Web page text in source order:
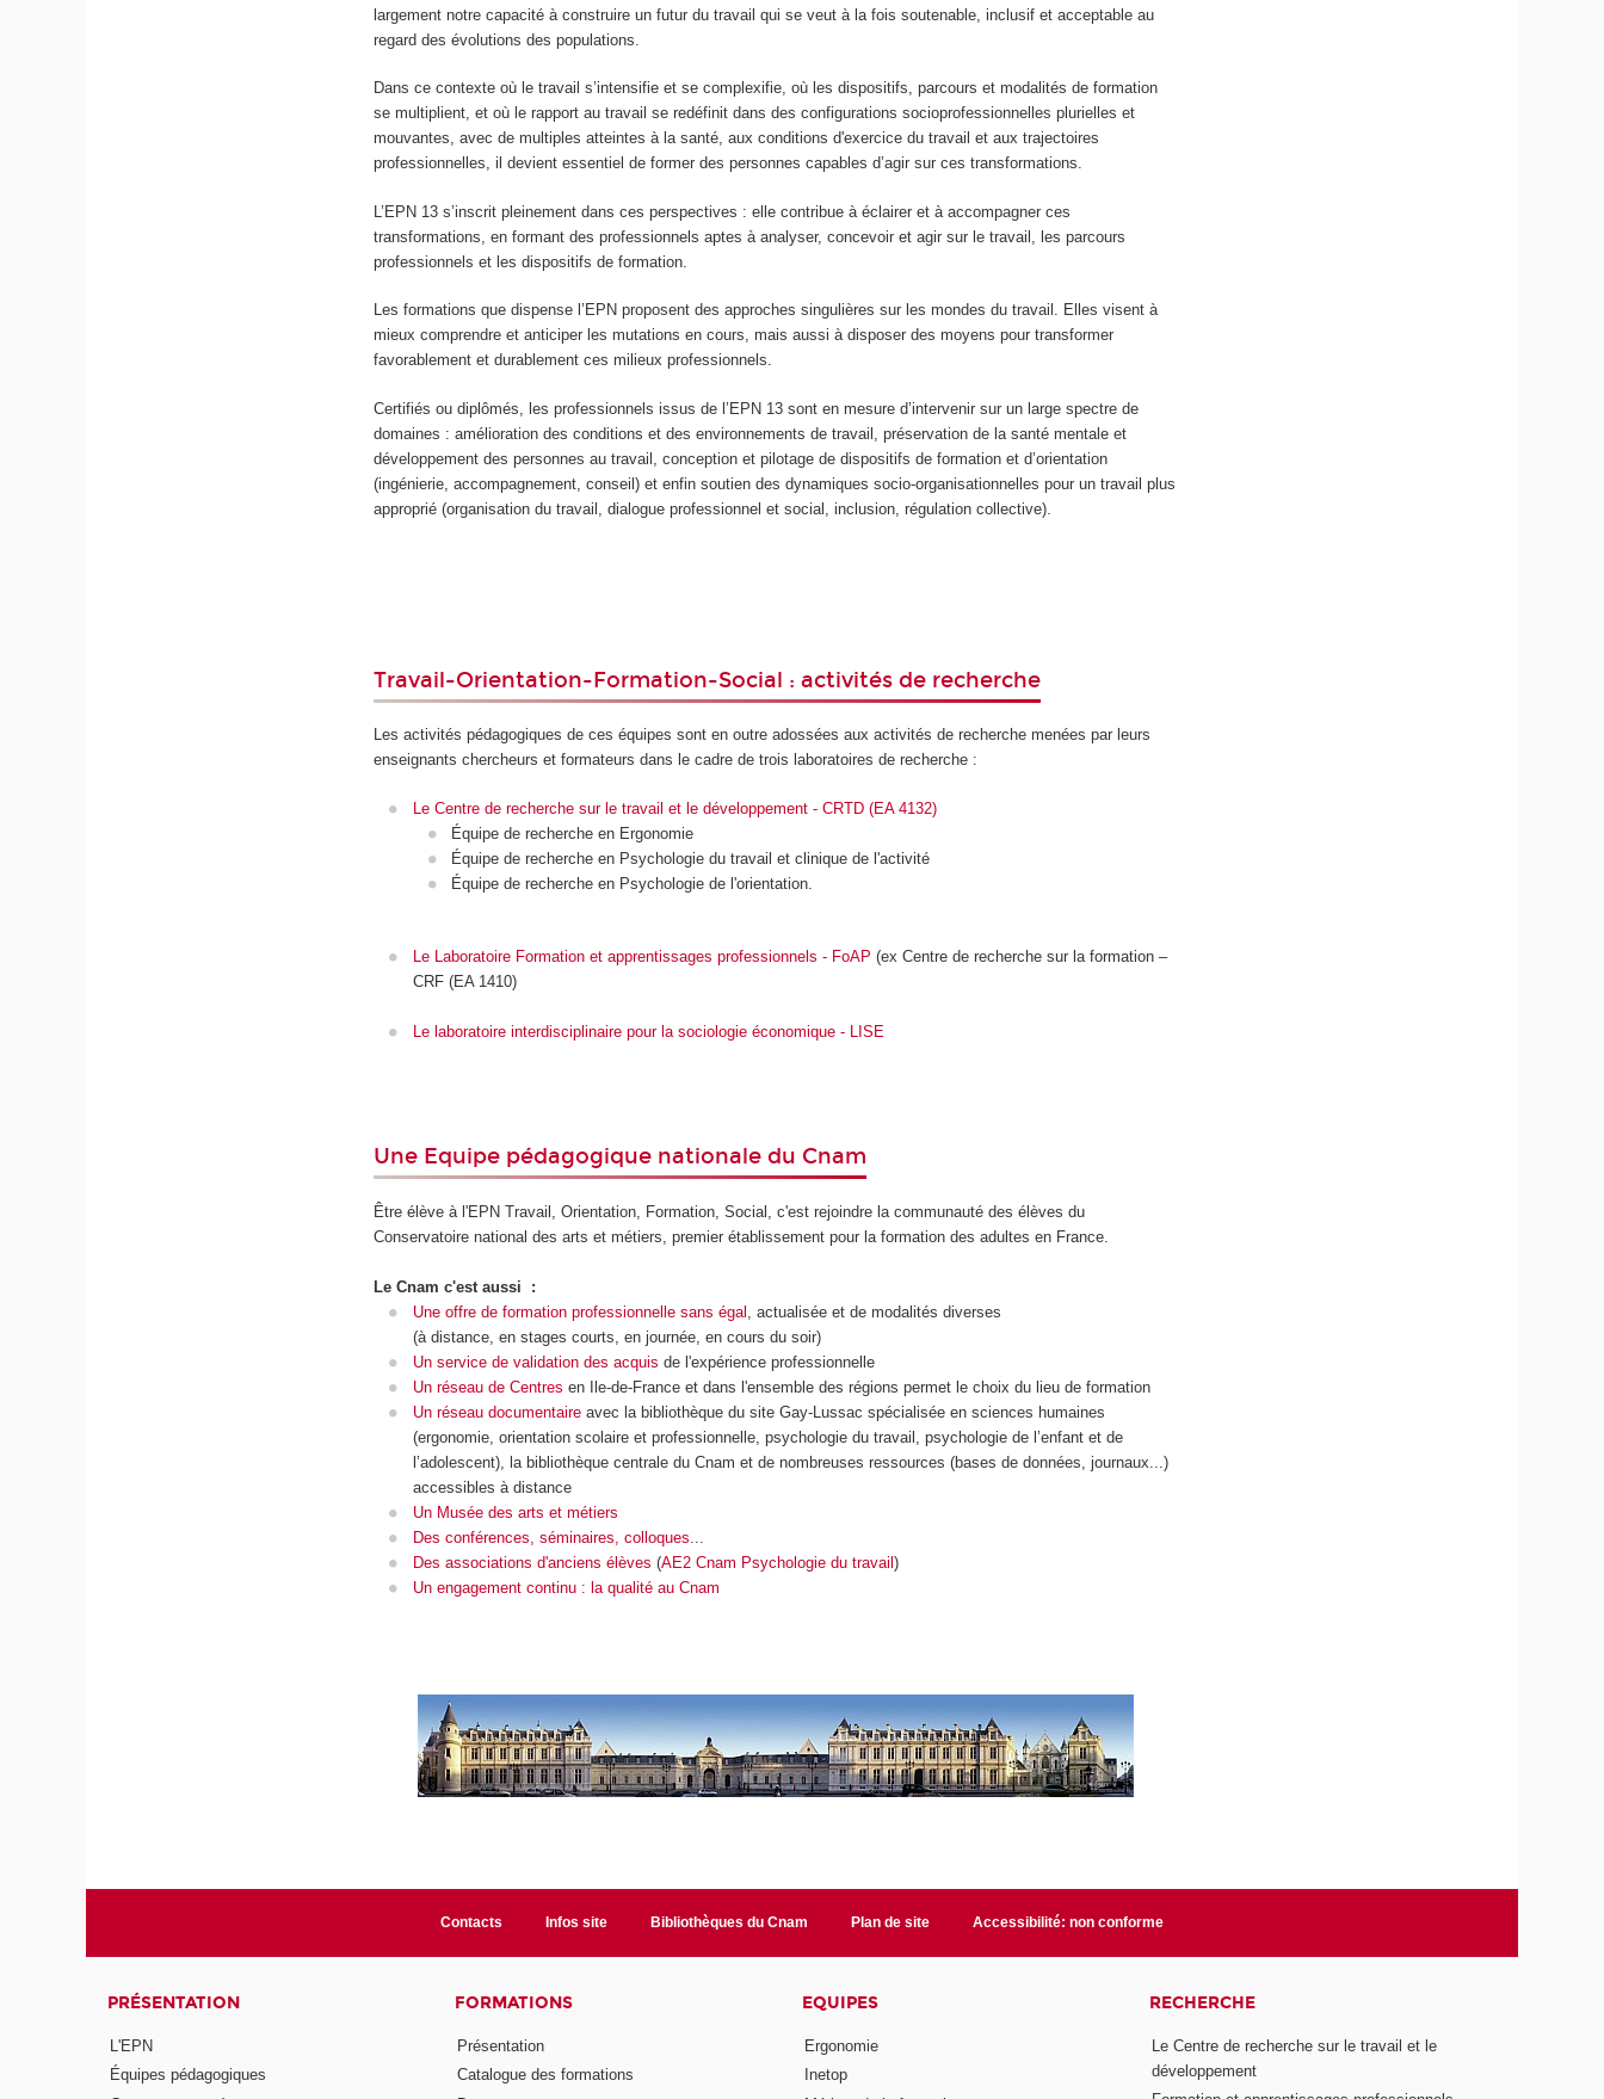
largement notre capacité à construire un futur du travail qui se veut à la fois soutenable, inclusif et acceptable au
regard des évolutions des populations.
Dans ce contexte où le travail s’intensifie et se complexifie, où les dispositifs, parcours et modalités de formation
se multiplient, et où le rapport au travail se redéfinit dans des configurations socioprofessionnelles plurielles et
mouvantes, avec de multiples atteintes à la santé, aux conditions d'exercice du travail et aux trajectoires
professionnelles, il devient essentiel de former des personnes capables d’agir sur ces transformations.
L’EPN 13 s’inscrit pleinement dans ces perspectives : elle contribue à éclairer et à accompagner ces
transformations, en formant des professionnels aptes à analyser, concevoir et agir sur le travail, les parcours
professionnels et les dispositifs de formation.
Les formations que dispense l’EPN proposent des approches singulières sur les mondes du travail. Elles visent à
mieux comprendre et anticiper les mutations en cours, mais aussi à disposer des moyens pour transformer
favorablement et durablement ces milieux professionnels.
Certifiés ou diplômés, les professionnels issus de l’EPN 13 sont en mesure d’intervenir sur un large spectre de
domaines : amélioration des conditions et des environnements de travail, préservation de la santé mentale et
développement des personnes au travail, conception et pilotage de dispositifs de formation et d’orientation
(ingénierie, accompagnement, conseil) et enfin soutien des dynamiques socio-organisationnelles pour un travail plus
approprié (organisation du travail, dialogue professionnel et social, inclusion, régulation collective).
Travail-Orientation-Formation-Social : activités de recherche
Les activités pédagogiques de ces équipes sont en outre adossées aux activités de recherche menées par leurs
enseignants chercheurs et formateurs dans le cadre de trois laboratoires de recherche :
Le Centre de recherche sur le travail et le développement - CRTD (EA 4132)
Équipe de recherche en Ergonomie
Équipe de recherche en Psychologie du travail et clinique de l'activité
Équipe de recherche en Psychologie de l'orientation.
Le Laboratoire Formation et apprentissages professionnels - FoAP (ex Centre de recherche sur la formation –
CRF (EA 1410)
Le laboratoire interdisciplinaire pour la sociologie économique - LISE
Une Equipe pédagogique nationale du Cnam
Être élève à l'EPN Travail, Orientation, Formation, Social, c'est rejoindre la communauté des élèves du
Conservatoire national des arts et métiers, premier établissement pour la formation des adultes en France.
Le Cnam c'est aussi :
Une offre de formation professionnelle sans égal , actualisée et de modalités diverses
(à distance, en stages courts, en journée, en cours du soir)
Un service de validation des acquis de l'expérience professionnelle
Un réseau de Centres en Ile-de-France et dans l'ensemble des régions permet le choix du lieu de formation
Un réseau documentaireavec la bibliothèque du site Gay-Lussac spécialisée en sciences humaines
(ergonomie, orientation scolaire et professionnelle, psychologie du travail, psychologie de l’enfant et de
l’adolescent), la bibliothèque centrale du Cnam et de nombreuses ressources (bases de données, journaux...)
accessibles à distance
Un Musée des arts et métiers
Des conférences, séminaires, colloques
Des associations d'anciens élèves (AE2 Cnam Psychologie du travail)
Un engagement continu : la qualité au Cnam
Contacts Infos site Bibliothèques du Cnam Plan de site Accessibilité: non conforme
PRÉSENTATION
L'EPN
Équipes pédagogiques
FORMATIONS
Présentation
Catalogue des formations
EQUIPES
Ergonomie
Inetop
RECHERCHE
Le Centre de recherche sur le travail et le
développement